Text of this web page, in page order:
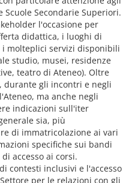
Secondarie Superiori.
l'occasione per
didattica, i luoghi di
molteplici servizi disponibili
studio, musei, residenze
teatro di Ateneo). Oltre
gli incontri e negli
ma anche negli
indicazioni sull'iter
sia, più
di immatricolazione ai vari
specifiche sui bandi
accesso ai corsi.
contesti inclusivi e l'accesso
per le relazioni con gli